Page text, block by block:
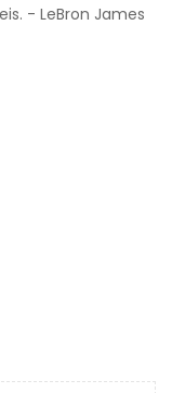
- LeBron James